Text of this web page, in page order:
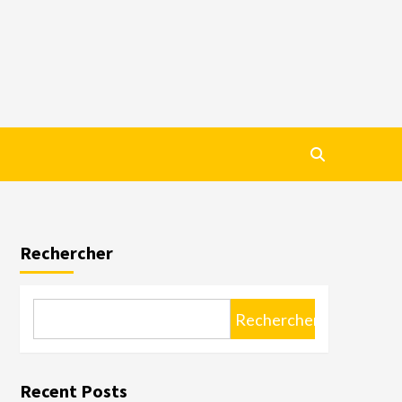
Rechercher
Rechercher
Recent Posts